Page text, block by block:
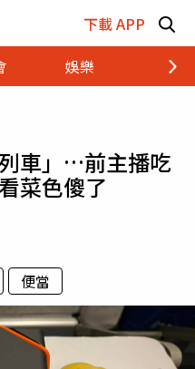
下載 APP
娛樂 財經
車」…前主播吃
菜色傻了
便當